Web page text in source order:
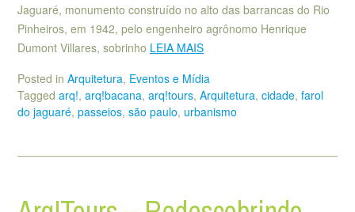
Jaguaré, monumento construído no alto das barrancas do Rio
Pinheiros, em 1942, pelo engenheiro agrônomo Henrique
Dumont Villares, sobrinho LEIA MAIS
Posted in Arquitetura, Eventos e Mídia
Tagged arq!, arq!bacana, arq!tours, Arquitetura, cidade, farol
do jaguaré, passeios, são paulo, urbanismo